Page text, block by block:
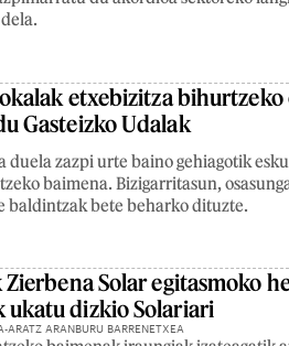
etxebizitza
Gasteizko Udalak
duela zazpi urte baino gehiagotik
baimena. Bizigarritasun,
baldintzak bete beharko dituzte.
Solar egitasmoko
ukatu dizkio Solariari
ARATZ ARANBURU BARRENETXEA